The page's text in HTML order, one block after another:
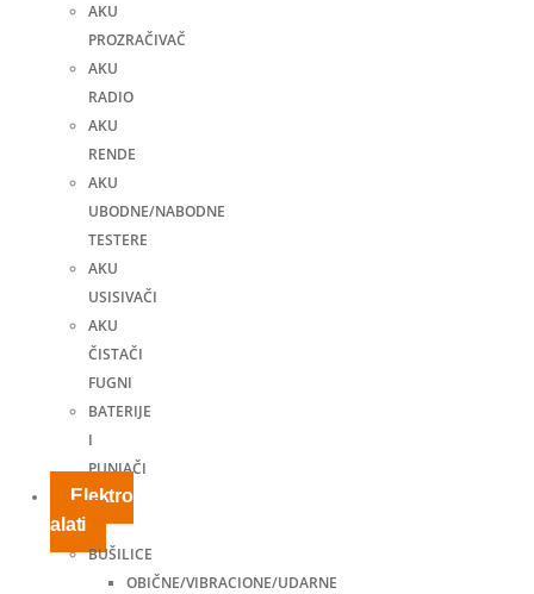
AKU
PROZRAČIVAČ
AKU
RADIO
AKU
RENDE
AKU
UBODNE/NABODNE
TESTERE
AKU
USISIVAČI
AKU
ČISTAČI
FUGNI
BATERIJE
I
PUNJAČI
Elektro
alati
BUŠILICE
OBIČNE/VIBRACIONE/UDARNE